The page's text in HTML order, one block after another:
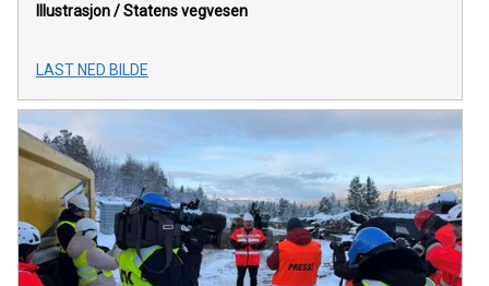
Illustrasjon /Statens vegvesen
LAST NED BILDE